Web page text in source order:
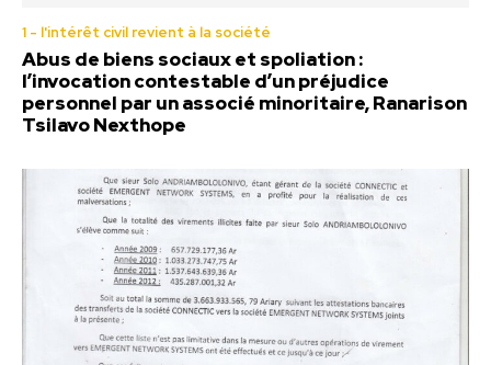
1 - l'intérêt civil revient à la société
Abus de biens sociaux et spoliation :
l’invocation contestable d’un préjudice
personnel par un associé minoritaire, Ranarison
Tsilavo Nexthope